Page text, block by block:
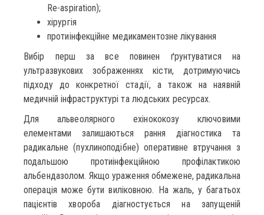
Re-aspiration);
хірургія
протиінфекційне медикаментозне лікування
Вибір перш за все повинен ґрунтуватися на
ультразвукових зображеннях кісти, дотримуючись
підходу до конкретної стадії, а також на наявній
медичній інфраструктурі та людських ресурсах.
Для альвеолярного ехінококозу ключовими
елементами залишаються рання діагностика та
радикальне (пухлиноподібне) оперативне втручання з
подальшою протиінфекційною профілактикою
альбендазолом. Якщо ураження обмежене, радикальна
операція може бути виліковною. На жаль, у багатьох
пацієнтів хвороба діагностується на запущеній